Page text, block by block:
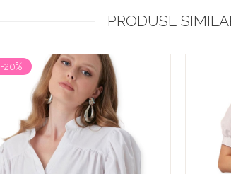
PRODUSE
-20%